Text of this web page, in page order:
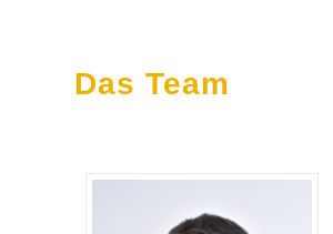
Das Team